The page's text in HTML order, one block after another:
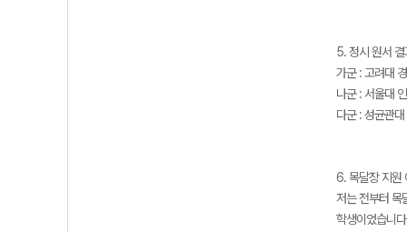
5. 정시 원서 결
가군 : 고려대
나군 : 서울대
다군 : 성균관
6. 목달장 지원
저는 전부터 목
학생이었습니